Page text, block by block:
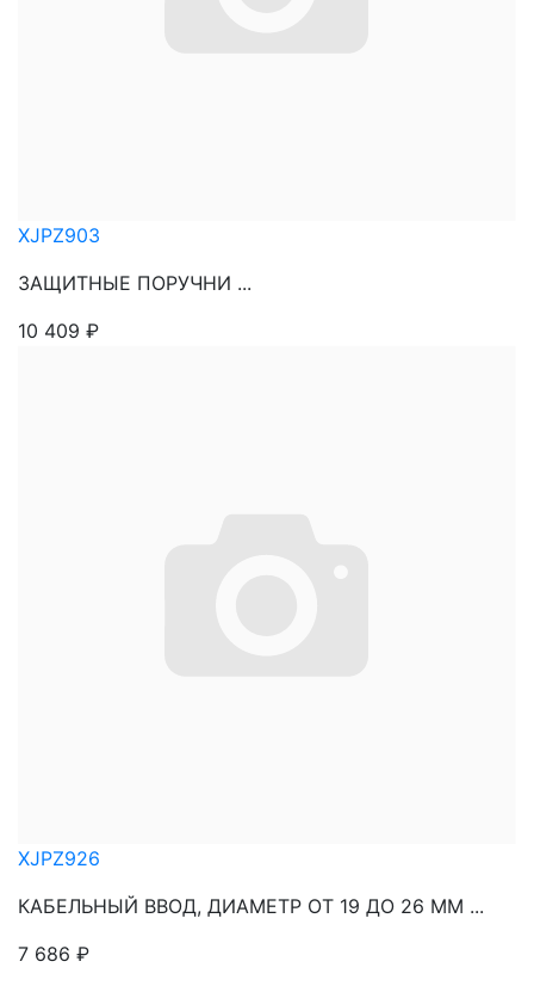
XJPZ903
ЗАЩИТНЫЕ ПОРУЧНИ ...
10 409 ₽
XJPZ926
КАБЕЛЬНЫЙ ВВОД, ДИАМЕТР ОТ 19 ДО 26 ММ ...
7 686 ₽